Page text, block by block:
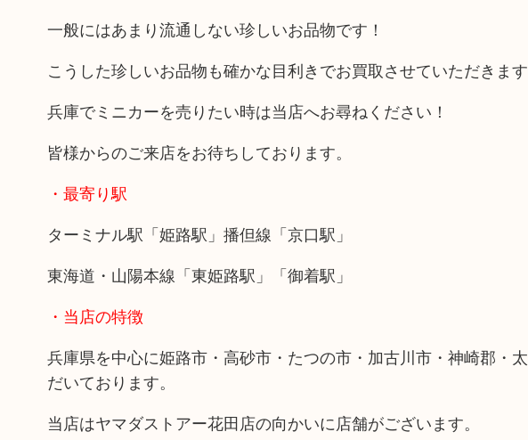
一般にはあまり流通しない珍しいお品物です！
こうした珍しいお品物も確かな目利きでお買取させていただきます
兵庫でミニカーを売りたい時は当店へお尋ねください！
皆様からのご来店をお待ちしております。
・最寄り駅
ターミナル駅「姫路駅」播但線「京口駅」
東海道・山陽本線「東姫路駅」「御着駅」
・当店の特徴
兵庫県を中心に姫路市・高砂市・たつの市・加古川市・神崎郡・
だいております。
当店はヤマダストアー花田店の向かいに店舗がございます。